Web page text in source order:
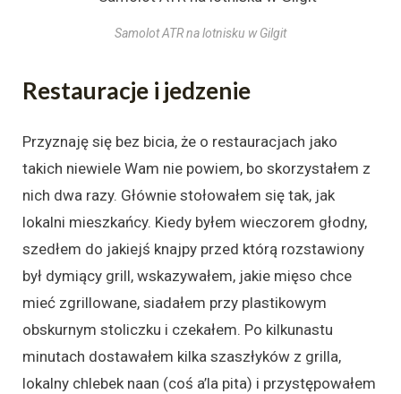
Samolot ATR na lotnisku w Gilgit
Restauracje i jedzenie
Przyznaję się bez bicia, że o restauracjach jako
takich niewiele Wam nie powiem, bo skorzystałem z
nich dwa razy. Głównie stołowałem się tak, jak
lokalni mieszkańcy. Kiedy byłem wieczorem głodny,
szedłem do jakiejś knajpy przed którą rozstawiony
był dymiący grill, wskazywałem, jakie mięso chce
mieć zgrillowane, siadałem przy plastikowym
obskurnym stoliczku i czekałem. Po kilkunastu
minutach dostawałem kilka szaszłyków z grilla,
lokalny chlebek naan (coś a’la pita) i przystępowałem